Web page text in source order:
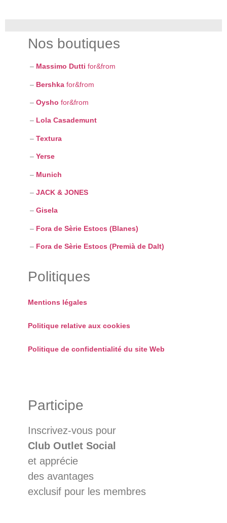
Nos boutiques
– Massimo Dutti for&from
– Bershka for&from
– Oysho for&from
– Lola Casademunt
– Textura
– Yerse
– Munich
– JACK & JONES
– Gisela
– Fora de Sèrie Estocs (Blanes)
– Fora de Sèrie Estocs (Premià de Dalt)
Politiques
Mentions légales
Politique relative aux cookies
Politique de confidentialité du site Web
Participe
Inscrivez-vous pour
Club Outlet Social
et apprécie
des avantages
exclusif pour les membres